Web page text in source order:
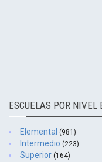
ESCUELAS POR NIVEL
Elemental (981)
Intermedio (223)
Superior (164)